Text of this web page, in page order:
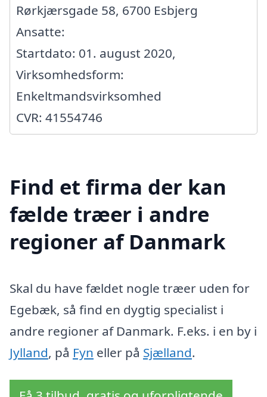
Rørkjærsgade 58, 6700 Esbjerg
Ansatte:
Startdato: 01. august 2020,
Virksomhedsform:
Enkeltmandsvirksomhed
CVR: 41554746
Find et firma der kan
fælde træer i andre
regioner af Danmark
Skal du have fældet nogle træer uden for
Egebæk, så find en dygtig specialist i
andre regioner af Danmark. F.eks. i en by i
Jylland, på Fyn eller på Sjælland.